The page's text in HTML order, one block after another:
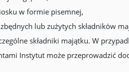
w formie pisemnej,
lub zużytych składników
składniki majątku. W
Instytut może przeprowadzić